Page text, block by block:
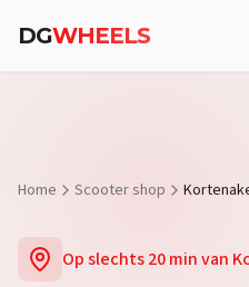
Vraag:Is er een scooterdealer in
DGWHEELS
Home Scooter shop
Op slechts20 minvan